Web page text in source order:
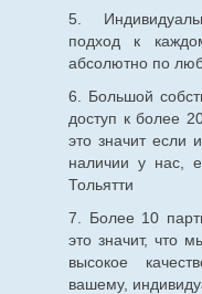
5.
подход к
абсолютно по
6. Большой
доступ к более
это значит если
наличии у нас,
Тольятти
7. Более 10
это значит, что
высокое
вашему,